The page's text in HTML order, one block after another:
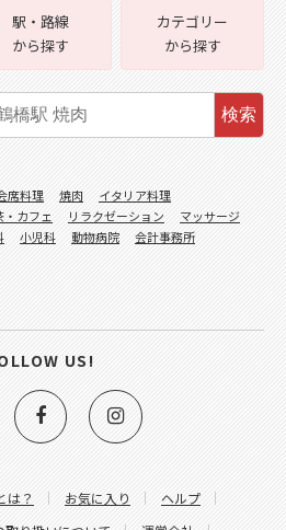
は？ お気に入り
ヘルプ
駅・路線
から探す
カテゴリー
から探す
検索
席料理 焼肉
イタリア料理
・カフェ リラクゼーション
マッサージ
小児科 動物病院
会計事務所
US!